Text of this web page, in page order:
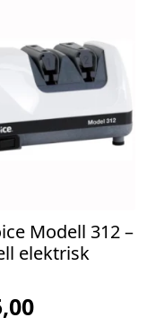
Modell 312 –
elektrisk